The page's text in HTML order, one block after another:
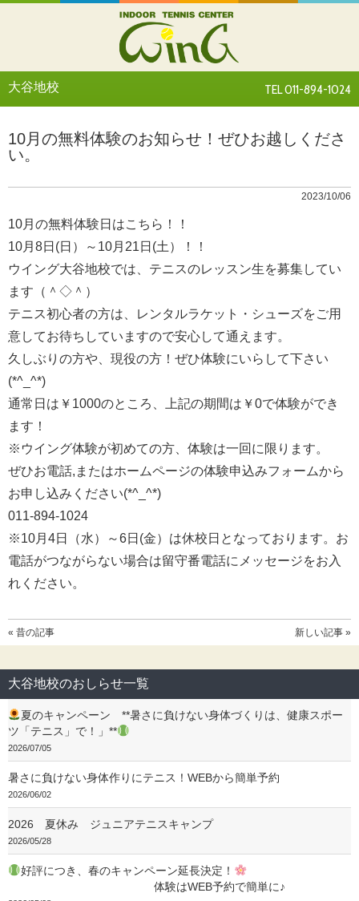
大谷地校 TEL 011-894-1024
10月の無料体験のお知らせ！ぜひお越しくださ
い。
2023/10/06
10月の無料体験日はこちら！！
10月8日(日）～10月21日(土）！！
ウイング大谷地校では、テニスのレッスン生を募集してい
ます（＾◇＾）
テニス初心者の方は、レンタルラケット・シューズをご用
意してお待ちしていますので安心して通えます。
久しぶりの方や、現役の方！ぜひ体験にいらして下さい
(*^_^*)
通常日は￥1000のところ、上記の期間は￥0で体験ができ
ます！
※ウイング体験が初めての方、体験は一回に限ります。
ぜひお電話,またはホームページの体験申込みフォームから
お申し込みください(*^_^*)
011-894-1024
※10月4日（水）～6日(金）は休校日となっております。お
電話がつながらない場合は留守番電話にメッセージをお入
れください。
« 昔の記事 新しい記事 »
大谷地校のおしらせ一覧
夏のキャンペーン **暑さに負けない身体づくりは、健康スポー
ツ「テニス」で！」**
2026/07/05
暑さに負けない身体作りにテニス！WEBから簡単予約
2026/06/02
2026 夏休み ジュニアテニスキャンプ
2026/05/28
好評につき、春のキャンペーン延長決定！
体験はWEB予約で簡単に♪